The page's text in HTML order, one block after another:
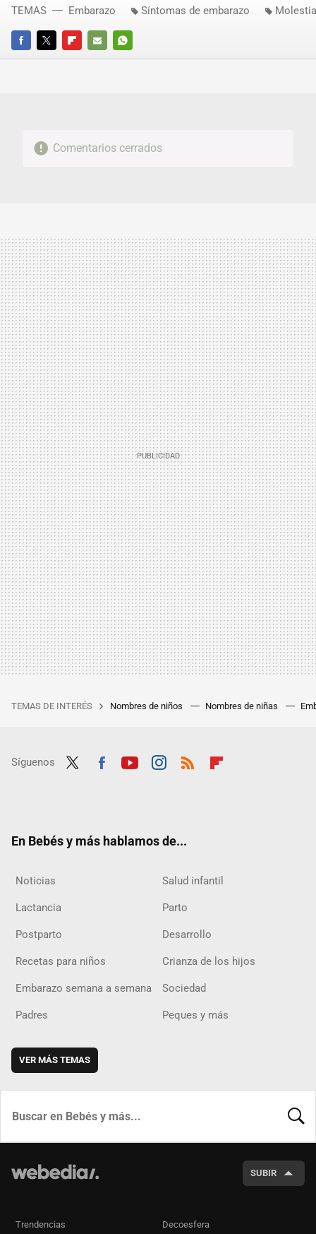
FACEBOOKTWITTERFLIPBOARD
E-
WHATSAPP
TEMAS Embarazo Síntomas de embarazo
Comentarios cerrados
TEMAS DE INTERÉS Nombres de niños Nombres de niñas
Síguenos
En Bebés y más hablamos de...
Noticias Salud infantil
Lactancia Parto
Postparto Desarrollo
Recetas para niños Crianza de los hijos
Embarazo semana a semana Sociedad
Padres Peques y más
VER MÁS TEMAS
SUBIR
Trendencias Decoesfera